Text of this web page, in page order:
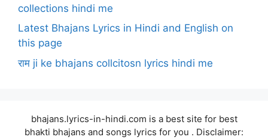
collections hindi me
Latest Bhajans Lyrics in Hindi and English on
this page
राम ji ke bhajans collcitosn lyrics hindi me
bhajans.lyrics-in-hindi.com is a best site for best
bhakti bhajans and songs lyrics for you . Disclaimer: